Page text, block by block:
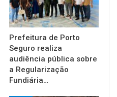
Prefeitura de Porto
Seguro realiza
audiência pública sobre
a Regularização
Fundiária…